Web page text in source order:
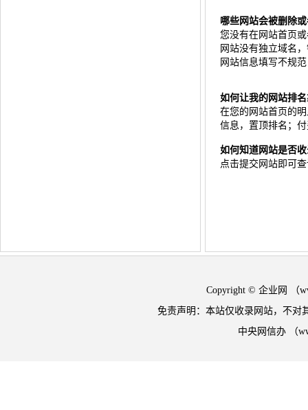
哪些网站会被删除
您没有在网站首页
网站没有独立域名
网站信息填写不规
如何让我的网站排
在您的网站首页的
信息，置顶排名；
如何知道网站是否
点击提交网站即可
Copyright © 企业网 （
免责声明：本站仅收录网站，不对
中央网信办 （